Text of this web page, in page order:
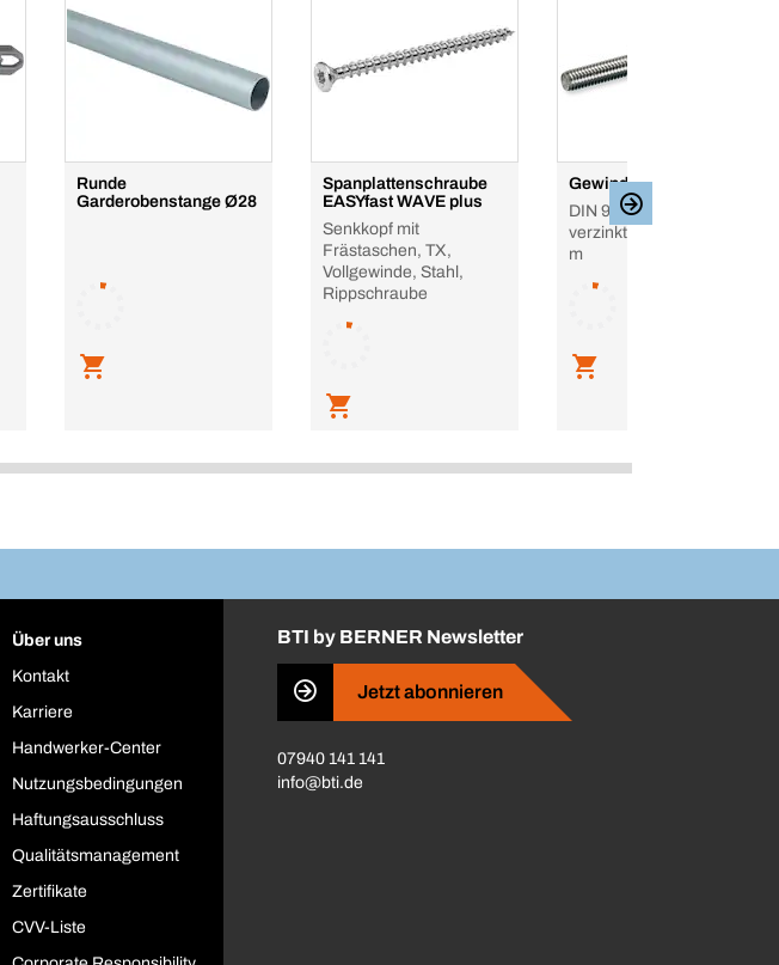
Runde
Garderobenstange Ø28
Spanplattenschraube
EASYfast WAVE plus
Senkkopf mit
Frästaschen, TX,
Vollgewinde, Stahl,
Rippschraube
Gewindestange
DIN 976-1, Stahl, 10.9,
verzinkt, 1 m, Form A, 1
m
Über uns
Kontakt
Karriere
Handwerker-Center
Nutzungsbedingungen
Haftungsausschluss
Qualitätsmanagement
Zertifikate
CVV-Liste
BTI by BERNER Newsletter
Jetzt abonnieren
07940 141 141
info@bti.de